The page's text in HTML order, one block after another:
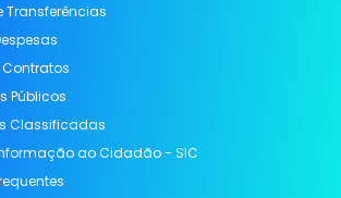
Transferências
Públicos
Classificadas
ao Cidadão - SIC